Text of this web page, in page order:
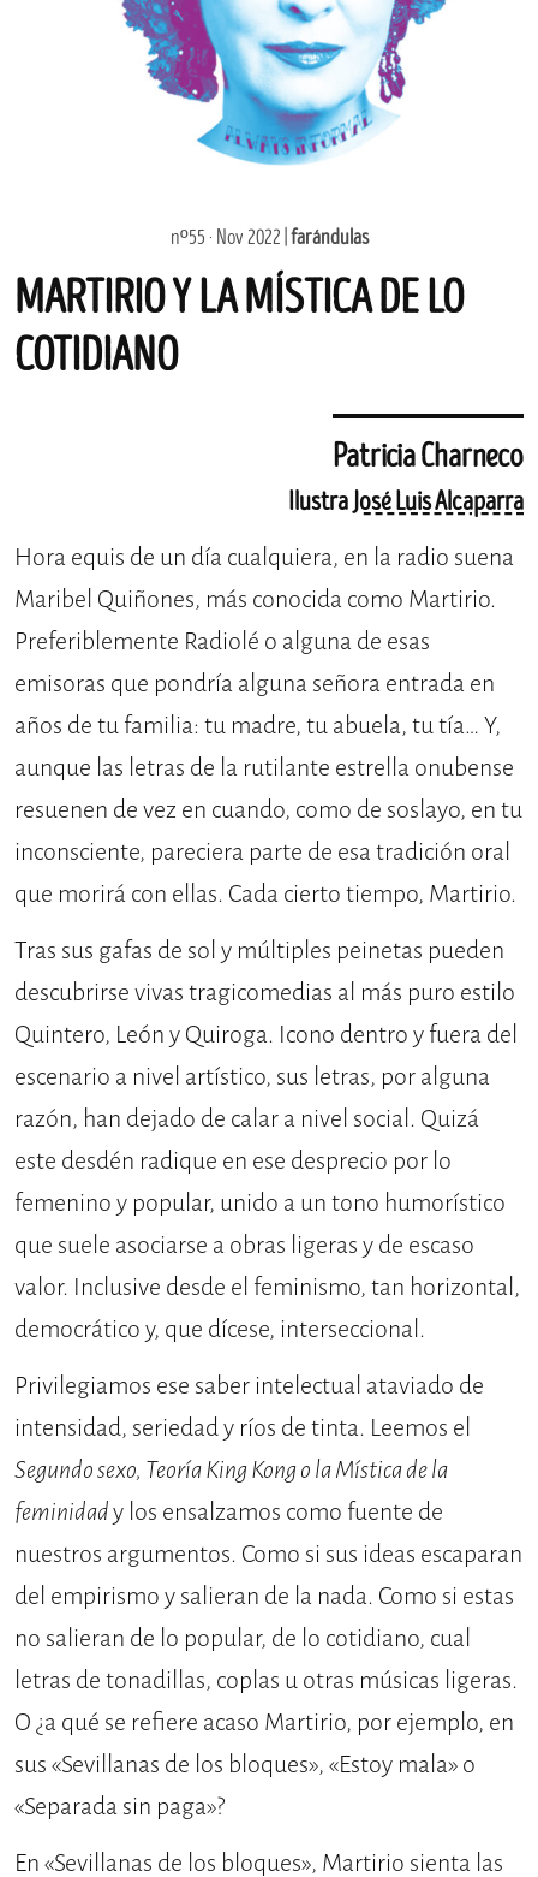
nº55 · Nov 2022 | farándulas
MARTIRIO Y LA MÍSTICA DE LO
COTIDIANO
Patricia Charneco
IlustraJosé Luis Alcaparra
Hora equis de un día cualquiera, en la radio suena
Maribel Quiñones, más conocida como Martirio.
Preferiblemente Radiolé o alguna de esas
emisoras que pondría alguna señora entrada en
años de tu familia: tu madre, tu abuela, tu tía… Y,
aunque las letras de la rutilante estrella onubense
resuenen de vez en cuando, como de soslayo, en tu
inconsciente, pareciera parte de esa tradición oral
que morirá con ellas. Cada cierto tiempo, Martirio.
Tras sus gafas de sol y múltiples peinetas pueden
descubrirse vivas tragicomedias al más puro estilo
Quintero, León y Quiroga. Icono dentro y fuera del
escenario a nivel artístico, sus letras, por alguna
razón, han dejado de calar a nivel social. Quizá
este desdén radique en ese desprecio por lo
femenino y popular, unido a un tono humorístico
que suele asociarse a obras ligeras y de escaso
valor. Inclusive desde el feminismo, tan horizontal,
democrático y, que dícese, interseccional.
Privilegiamos ese saber intelectual ataviado de
intensidad, seriedad y ríos de tinta. Leemos el
Segundo sexo, Teoría King Kong o la Mística de la
feminidady los ensalzamos como fuente de
nuestros argumentos. Como si sus ideas escaparan
del empirismo y salieran de la nada. Como si estas
no salieran de lo popular, de lo cotidiano, cual
letras de tonadillas, coplas u otras músicas ligeras.
O ¿a qué se refiere acaso Martirio, por ejemplo, en
sus «Sevillanas de los bloques», «Estoy mala» o
«Separada sin paga»?
En «Sevillanas de los bloques», Martirio sienta las